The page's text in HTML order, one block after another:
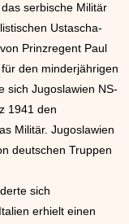
serbische Militär
Ustascha-
Prinzregent Paul
den minderjährigen
sich Jugoslawien NS-
1941 den
Militär. Jugoslawien
deutschen Truppen
sich
erhielt einen